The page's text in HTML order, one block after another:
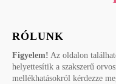
RÓLUNK
Figyelem! Az oldalon
helyettesítik a szakszerű
mellékhatásokról kérdezze